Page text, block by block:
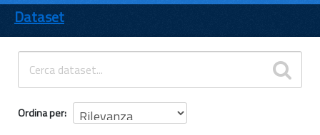
ENTI
TEMI
INFORMAZIONI
Dataset
Ordina per